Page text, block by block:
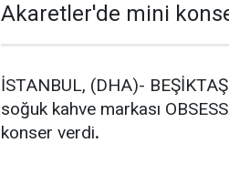
Akaretler'de mini
İSTANBUL, (DHA)-
soğuk kahve markası
konser verdi.